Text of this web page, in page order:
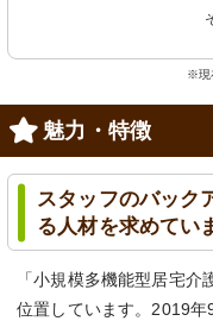
※現
魅力・特徴
スタッフのバック
る人材を求めてい
「小規模多機能型居宅
位置しています。2019年